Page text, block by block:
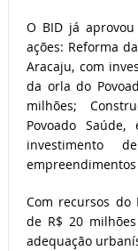
O BID já
ações: Reforma
Aracaju, com
da orla do
milhões;
Povoado
investimento
Com recursos do
de R$ 20
adequação